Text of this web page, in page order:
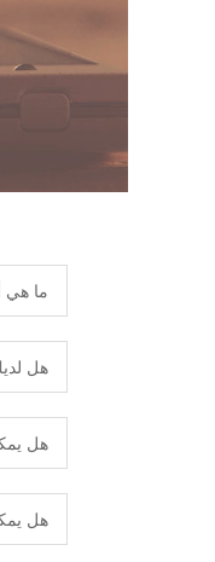
ما هي
هل
هل
هل